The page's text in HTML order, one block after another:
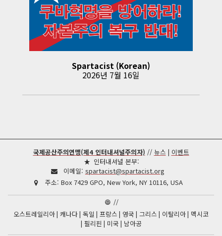
Spartacist (Korean)
2026년 7월 16일
국제공산주의연맹(제4 인터내셔널주의자) // 뉴스 | 이벤트
인터내셔널 본부:
이메일: spartacist@spartacist.org
주소: Box 7429 GPO, New York, NY 10116, USA
//
오스트레일리아 캐나다 독일 프랑스 영국 그리스 이탈리아 멕시코
필리핀
미국 남아공